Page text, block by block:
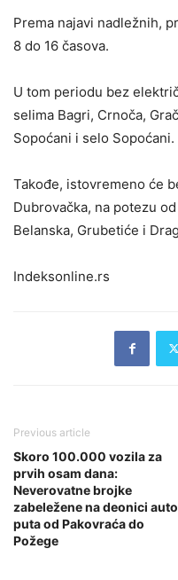
Prema najavi nadležnih,
8 do 16 časova.
U tom periodu bez
selima Bagri, Crnoča,
Sopoćani i selo Sopoćani.
Takođe, istovremeno će
Dubrovačka, na potezu
Belanska, Grubetiće i
Indeksonline.rs
Previous article
Skoro 100.000 vozila za
prvih osam dana:
Neverovatne brojke
zabeležene na deonici
puta od Pakovraća do
Požege